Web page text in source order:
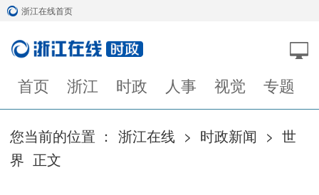
浙江在线首页
首页 浙江 时政 人事 视觉 专题
您当前的位置 ： 浙江在线 > 时政新闻 > 世
界 正文